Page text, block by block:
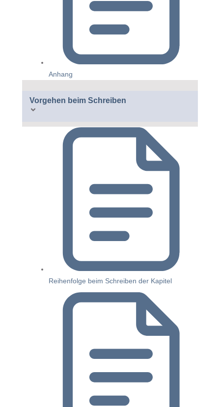
Anhang
Vorgehen beim Schreiben
Reihenfolge beim Schreiben der Kapitel